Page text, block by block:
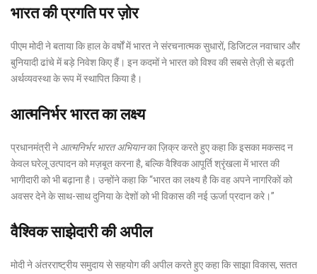
भारत की प्रगति पर ज़ोर
पीएम मोदी ने बताया कि हाल के वर्षों में भारत ने संरचनात्मक सुधारों, डिजिटल नवाचार और
बुनियादी ढांचे में बड़े निवेश किए हैं। इन कदमों ने भारत को विश्व की सबसे तेज़ी से बढ़ती
अर्थव्यवस्था के रूप में स्थापित किया है।
आत्मनिर्भर भारत का लक्ष्य
प्रधानमंत्री ने आत्मनिर्भर भारत अभियानका ज़िक्र करते हुए कहा कि इसका मकसद न
केवल घरेलू उत्पादन को मज़बूत करना है, बल्कि वैश्विक आपूर्ति श्रृंखला में भारत की
भागीदारी को भी बढ़ाना है। उन्होंने कहा कि “भारत का लक्ष्य है कि वह अपने नागरिकों को
अवसर देने के साथ-साथ दुनिया के देशों को भी विकास की नई ऊर्जा प्रदान करे।”
वैश्विक साझेदारी की अपील
मोदी ने अंतरराष्ट्रीय समुदाय से सहयोग की अपील करते हुए कहा कि साझा विकास, सतत